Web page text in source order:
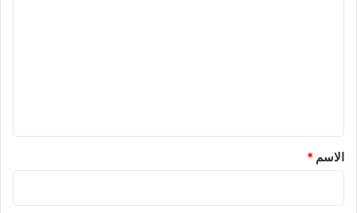
*
الاسم *